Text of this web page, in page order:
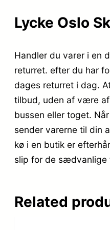
Lycke Oslo
Handler du varer i en
returret. efter du har
dages returret i dag.
tilbud, uden af være
bussen eller toget.
sender varerne til din
kø i en butik er
slip for de sædvanlige
Related